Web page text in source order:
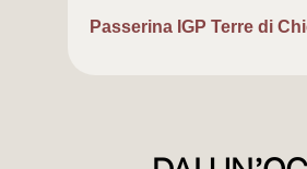
Passerina IGP Terre di